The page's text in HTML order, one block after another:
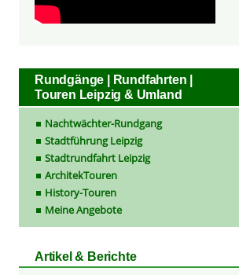
Rundgänge | Rundfahrten |
Touren Leipzig & Umland
Nachtwächter-Rundgang
Stadtführung Leipzig
Stadtrundfahrt Leipzig
ArchitekTouren
History-Touren
Meine Angebote
Artikel & Berichte